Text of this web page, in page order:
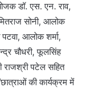
डॉ. एस. एन. राव,
सोनी, आलोक
पटवा, आलोक शर्मा,
चौधरी, फूलसिंह
राजश्री पटेल सहित
की कार्यक्रम में